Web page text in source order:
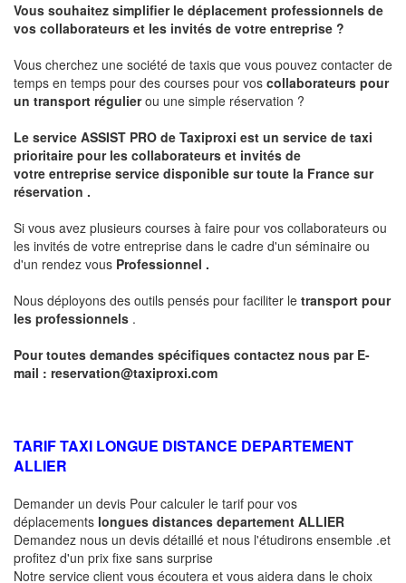
Vous souhaitez simplifier le déplacement professionnels de
vos collaborateurs et les invités de votre entreprise ?
Vous cherchez une société de taxis que vous pouvez contacter de
temps en temps pour des courses pour vos collaborateurs pour
un transport régulierou une simple réservation ?
Le service ASSIST PRO de Taxiproxi est un service de taxi
prioritaire pour les collaborateurs et invités de
votre entreprise service disponible sur toute la France sur
réservation .
Si vous avez plusieurs courses à faire pour vos collaborateurs ou
les invités de votre entreprise dans le cadre d'un séminaire ou
d'un rendez vous Professionnel .
Nous déployons des outils pensés pour faciliter le transport pour
les professionnels .
Pour toutes demandes spécifiques contactez nous par E-
mail : reservation@taxiproxi.com
TARIF TAXI LONGUE DISTANCE DEPARTEMENT
ALLIER
Demander un devis Pour calculer le tarif pour vos
déplacements longues distances departement ALLIER
Demandez nous un devis détaillé et nous l'étudirons ensemble .et
profitez d'un prix fixe sans surprise
Notre service client vous écoutera et vous aidera dans le choix